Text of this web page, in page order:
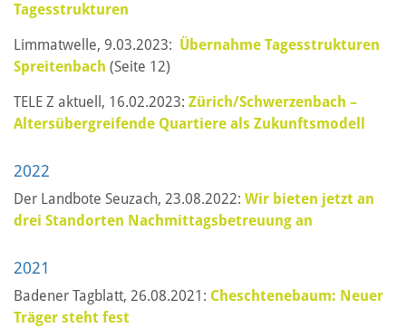
Tagesstrukturen
Limmatwelle, 9.03.2023: Übernahme Tagesstrukturen
Spreitenbach (Seite 12)
TELE Z aktuell, 16.02.2023: Zürich/Schwerzenbach –
Altersübergreifende Quartiere als Zukunftsmodell
2022
Der Landbote Seuzach, 23.08.2022: Wir bieten jetzt an
drei Standorten Nachmittags­betreuung an
2021
Badener Tagblatt, 26.08.2021: Cheschtenebaum: Neuer
Träger steht fest